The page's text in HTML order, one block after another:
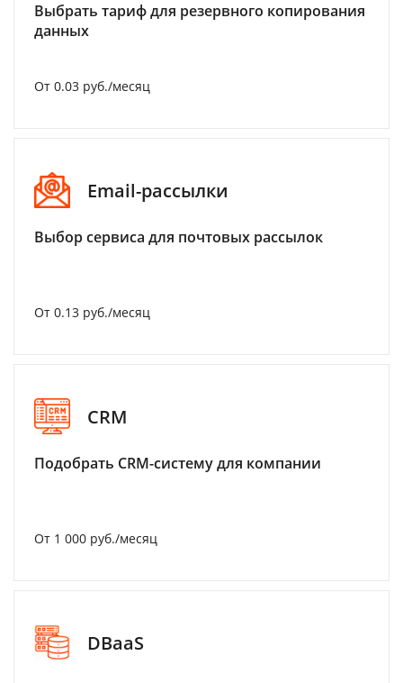
Выбрать тариф для резервного копирования
данных
От 0.03 руб./месяц
Email-рассылки
Выбор сервиса для почтовых рассылок
От 0.13 руб./месяц
CRM
Подобрать CRM-систему для компании
От 1 000 руб./месяц
DBaaS